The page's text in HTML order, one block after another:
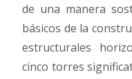
de una manera
básicos de la
estructurales
cinco torres